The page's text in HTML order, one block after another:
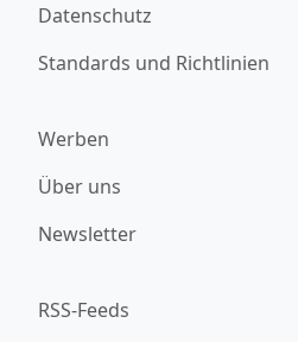
Datenschutz
Standards und Richtlinien
Werben
Über uns
Newsletter
RSS-Feeds